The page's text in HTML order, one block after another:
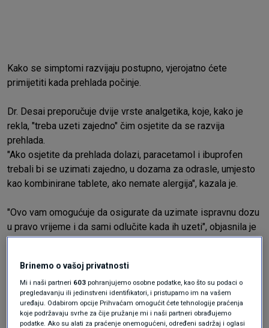
Kako se simptomi razvijaju postupno, vjerojatno ćete
primijetiti kada prehlada počinje.
Dr. Desai preporučuje dvije vrste analgetika, koje, kako je
rekla, "treba uzeti zajedno" čim osjetite da se razvija
prehlada.
"Ako osjetite da prehlada dolazi, paracetamol i ibuprofen
trebali bi se uzimati zajedno, u dozama za odrasle, umjesto
kao kombinirane tablete, ako nemate alergija", kazala je.
"Ovo vam omogućuje da osigurate da uzimate ispravnu dozu
u pravo vrijeme i da sami odlučite kada ih uzeti", objasnila je
dodajući: "Većina tableta za prehladu i gripu na tržištu sadrži
temperature."
Kada patite od prehlade, medicinski tretman može pomoći u
ublažavanju nelagode.
Brinemo o vašoj privatnosti
Mi i naši partneri 603 pohranjujemo osobne podatke, kao što su podaci o
pregledavanju ili jedinstveni identifikatori, i pristupamo im na vašem
uređaju. Odabirom opcije Prihvaćam omogućit ćete tehnologije praćenja
koje podržavaju svrhe za čije pružanje mi i naši partneri obrađujemo
podatke. Ako su alati za praćenje onemogućeni, određeni sadržaj i oglasi